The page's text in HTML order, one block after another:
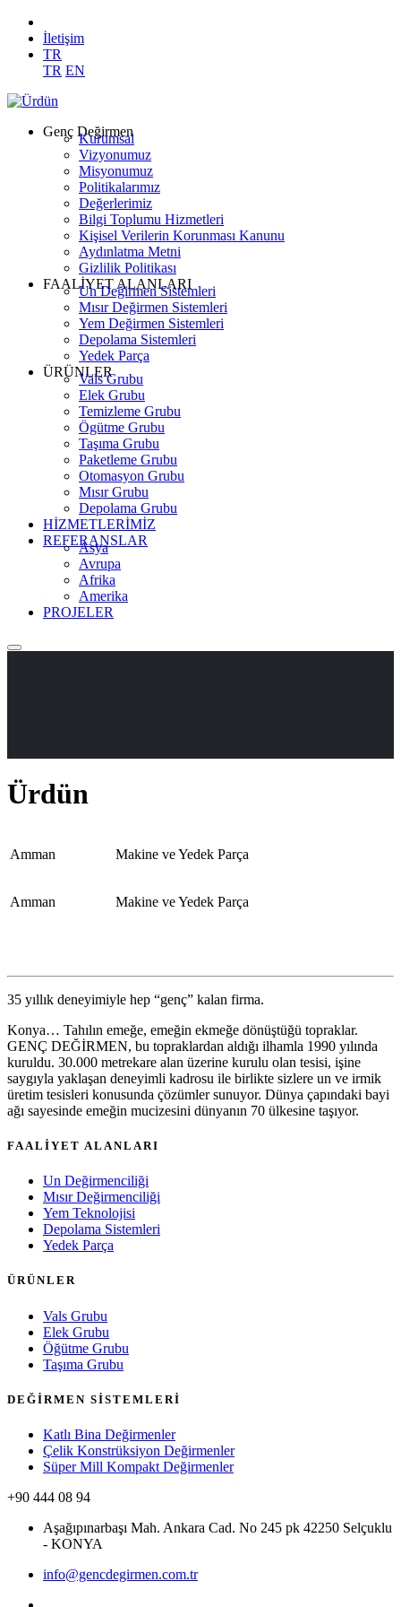
İletişim
TR
TR EN
Genç Değirmen
Kurumsal
Vizyonumuz
Misyonumuz
Politikalarımız
Değerlerimiz
Bilgi Toplumu Hizmetleri
Kişisel Verilerin Korunması Kanunu
Aydınlatma Metni
Gizlilik Politikası
FAALİYET ALANLARI
Un Değirmen Sistemleri
Mısır Değirmen Sistemleri
Yem Değirmen Sistemleri
Depolama Sistemleri
Yedek Parça
ÜRÜNLER
Vals Grubu
Elek Grubu
Temizleme Grubu
Ögütme Grubu
Taşıma Grubu
Paketleme Grubu
Otomasyon Grubu
Mısır Grubu
Depolama Grubu
HİZMETLERİMİZ
REFERANSLAR
Asya
Avrupa
Afrika
Amerika
PROJELER
Ürdün
Amman Makine ve Yedek Parça
Amman Makine ve Yedek Parça
35 yıllık deneyimiyle hep “genç” kalan firma.
Konya… Tahılın emeğe, emeğin ekmeğe dönüştüğü topraklar.
GENÇ DEĞİRMEN, bu topraklardan aldığı ilhamla 1990 yılında
kuruldu. 30.000 metrekare alan üzerine kurulu olan tesisi, işine
saygıyla yaklaşan deneyimli kadrosu ile birlikte sizlere un ve irmik
üretim tesisleri konusunda çözümler sunuyor. Dünya çapındaki bayi
ağı sayesinde emeğin mucizesini dünyanın 70 ülkesine taşıyor.
FAALİYET ALANLARI
Un Değirmenciliği
Mısır Değirmenciliği
Yem Teknolojisi
Depolama Sistemleri
Yedek Parça
ÜRÜNLER
Vals Grubu
Elek Grubu
Öğütme Grubu
Taşıma Grubu
DEĞİRMEN SİSTEMLERİ
Katlı Bina Değirmenler
Çelik Konstrüksiyon Değirmenler
Süper Mill Kompakt Değirmenler
+90 444 08 94
Aşağıpınarbaşı Mah. Ankara Cad. No 245 pk 42250 Selçuklu
- KONYA
info@gencdegirmen.com.tr